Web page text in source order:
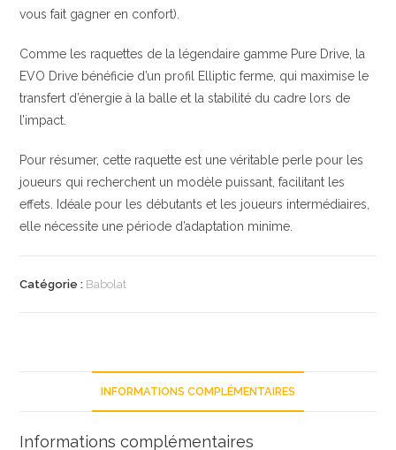
vous fait gagner en confort).
Comme les raquettes de la légendaire gamme Pure Drive, la
EVO Drive bénéficie d’un profil Elliptic ferme, qui maximise le
transfert d’énergie à la balle et la stabilité du cadre lors de
l’impact.
Pour résumer, cette raquette est une véritable perle pour les
joueurs qui recherchent un modèle puissant, facilitant les
effets. Idéale pour les débutants et les joueurs intermédiaires,
elle nécessite une période d’adaptation minime.
Catégorie : Babolat
INFORMATIONS COMPLÉMENTAIRES
Informations complémentaires